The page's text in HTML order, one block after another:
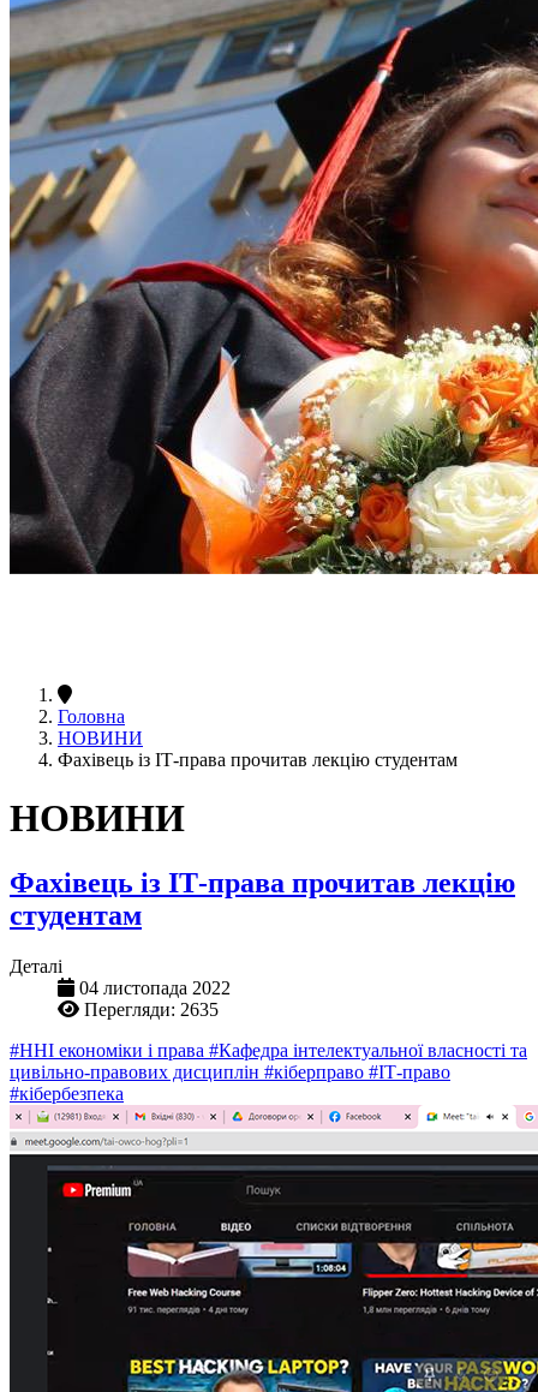
Головна
НОВИНИ
Фахівець із ІТ-права прочитав лекцію студентам
НОВИНИ
Фахівець із ІТ-права прочитав лекцію
студентам
Деталі
04 листопада 2022
Перегляди: 2635
#ННІ економіки і права #Кафедра інтелектуальної власності та
цивільно-правових дисциплін #кіберправо #ІТ-право
#кібербезпека